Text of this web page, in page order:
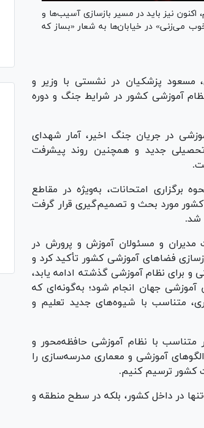
اکنون نیز باید در مسیر بازسازی آسیب‌ها و
می‌زنی» در خیابان‌ها به شعار «بساز که
مسعود پزشکیان در نشستی با وزیر و
آموزشی کشور در شرایط جنگ و دوره
در جریان جنگ اخیر، آمار شهدای
تحصیلی جدید و همچنین روند پیشرفت
برگزاری امتحانات، به‌ویژه در مقاطع
مورد بحث و تصمیم‌گیری قرار گرفت
شد.
و مسئولان آموزش و پرورش در
فضا‌های آموزشی کشور تأکید کرد و
برای نظام آموزشی گذشته ادامه یابد،
آموزشی جهان انجام شود؛ به‌گونه‌ای که
متناسب با شیوه‌های جدید تعلیم و
متناسب با نظام آموزشی حافظه‌محور و
آموزشی و معماری مدرسه‌سازی را
کشور ترسیم کنیم.
در داخل کشور، بلکه در سطح منطقه و